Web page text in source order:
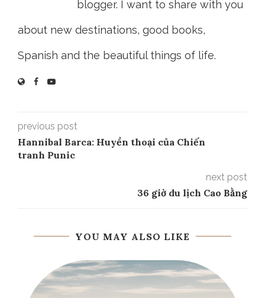
blogger. I want to share with you
about new destinations, good books,
Spanish and the beautiful things of life.
previous post
Hannibal Barca: Huyền thoại của Chiến
tranh Punic
next post
36 giờ du lịch Cao Bằng
YOU MAY ALSO LIKE